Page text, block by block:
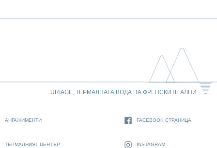
URIAGE, ТЕРМАЛНАТА ВОДА НА ФРЕНСКИТЕ АЛПИ
АНГАЖИМЕНТИ
ТЕРМАЛНИЯТ ЦЕНТЪР
FACEBOOK СТРАНИЦА
INSTAGRAM